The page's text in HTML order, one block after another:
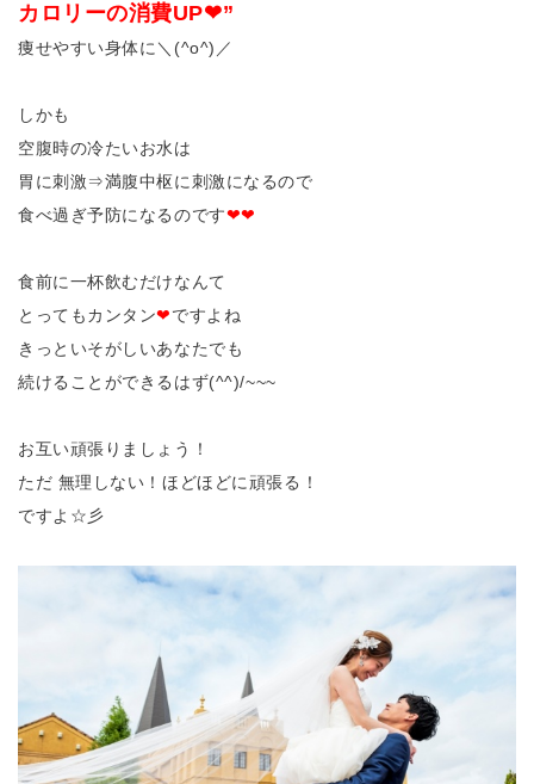
カロリーの消費UP❤”
痩せやすい身体に＼(^o^)／
しかも
空腹時の冷たいお水は
胃に刺激⇒満腹中枢に刺激になるので
食べ過ぎ予防になるのです❤❤
食前に一杯飲むだけなんて
とってもカンタン❤ですよね
きっといそがしいあなたでも
続けることができるはず(^^)/~~~
お互い頑張りましょう！
ただ 無理しない！ほどほどに頑張る！
ですよ☆彡